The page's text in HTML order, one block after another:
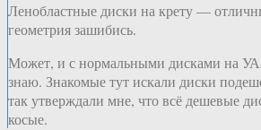
Ленобластные диски на крету —
геометрия зашибись.
Может, и с нормальными дисками на
знаю. Знакомые тут искали диски
так утверждали мне, что всё дешевые
косые.